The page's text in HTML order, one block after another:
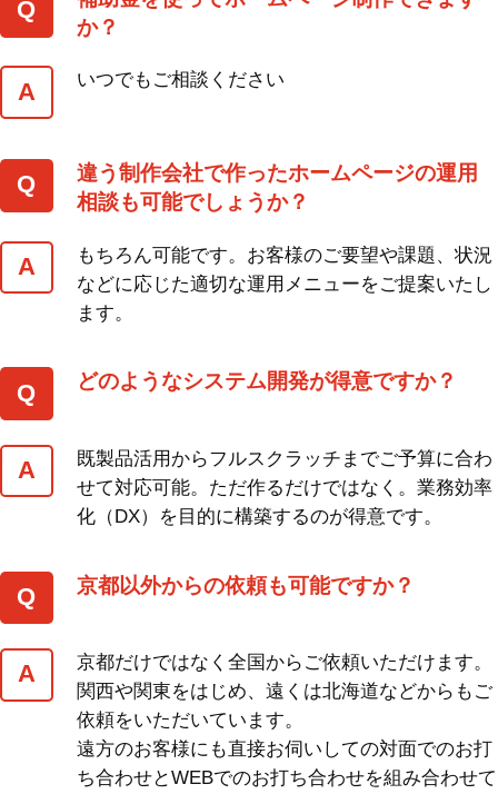
か？
いつでもご相談ください
違う制作会社で作ったホームページの運用
相談も可能でしょうか？
もちろん可能です。お客様のご要望や課題、状況
などに応じた適切な運用メニューをご提案いたし
ます。
どのようなシステム開発が得意ですか？
既製品活用からフルスクラッチまでご予算に合わ
せて対応可能。ただ作るだけではなく。業務効率
化（DX）を目的に構築するのが得意です。
京都以外からの依頼も可能ですか？
京都だけではなく全国からご依頼いただけます。
関西や関東をはじめ、遠くは北海道などからもご
依頼をいただいています。
遠方のお客様にも直接お伺いしての対面でのお打
ち合わせとWEBでのお打ち合わせを組み合わせて